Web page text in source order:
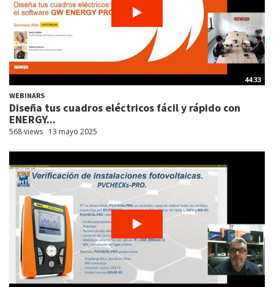
44:33
WEBINARS
Diseña tus cuadros eléctricos fácil y rápido con
ENERGY...
568 views 13 mayo 2025